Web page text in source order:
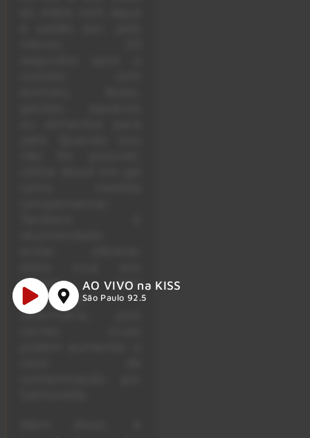
animais sem
orientação
veterinária, pois
AO VIVO na KISS
São Paulo 92.5